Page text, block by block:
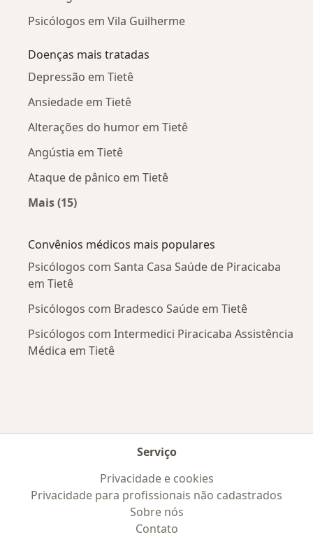
Psicólogos em Vila Guilherme
Doenças mais tratadas
Depressão em Tietê
Ansiedade em Tietê
Alterações do humor em Tietê
Angústia em Tietê
Ataque de pânico em Tietê
Mais (15)
Convênios médicos mais populares
Psicólogos com Santa Casa Saúde de Piracicaba
em Tietê
Psicólogos com Bradesco Saúde em Tietê
Psicólogos com Intermedici Piracicaba Assistência
Médica em Tietê
Serviço
Privacidade e cookies
Privacidade para profissionais não cadastrados
Sobre nós
Contato